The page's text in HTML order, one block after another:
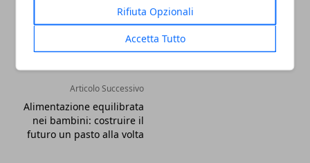
Rifiuta Opzionali
Accetta Tutto
Whatsapp
Articolo Successivo
Alimentazione equilibrata
nei bambini: costruire il
futuro un pasto alla volta